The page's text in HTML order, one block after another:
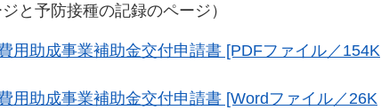
と予防接種の記録のページ）
用助成事業補助金交付申請書 [PDFファイル／154K
用助成事業補助金交付申請書 [Wordファイル／26K